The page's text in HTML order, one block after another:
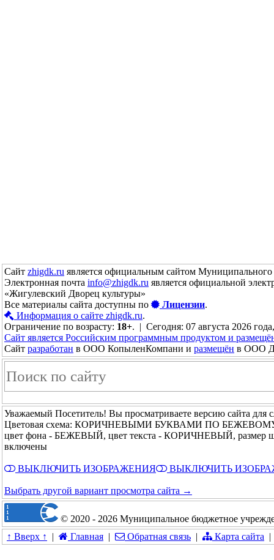
Сайт zhigdk.ru является официальным сайтом
Электронная почта info@zhigdk.ru является официальной
«Жигулевский Дворец культуры»
Все материалы сайта доступны по
Лицензии.
Информация о сайте zhigdk.ru.
Ограничение по возрасту: 18+. | Сегодня: 07 августа 2026
Сайт является Российским программным продуктом и
Сайт разработан в ООО КопыленКомпани и размещён в ООО
Уважаемый Посетитель! Вы просматриваете версию сайта для
Цветовая схема: КОРИЧНЕВЫМИ БУКВАМИ ПО
цвет фона - БЕЖЕВЫЙ, цвет текста - КОРИЧНЕВЫЙ, размер
включены
ВЫКЛЮЧИТЬ ИЗОБРАЖЕНИЯ ВЫКЛЮЧИТЬ
Выбрать другой вариант просмотра сайта →
© 2020 - 2026 Муниципальное бюджетное
↑ Вверх ↑
| Главная | Обратная связь | Карта сайта